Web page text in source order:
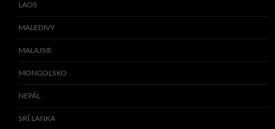
LAOS
MALEDIVY
MALAJSIE
MONGOLSKO
NEPÁL
SRÍ LANKA